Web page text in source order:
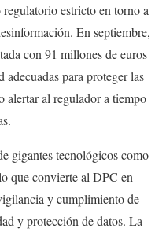
estricto en torno a
En septiembre,
con 91 millones de euros
para proteger las
alertar al regulador a tiempo
gigantes tecnológicos como
que convierte al DPC en
y cumplimiento de
y protección de datos. La